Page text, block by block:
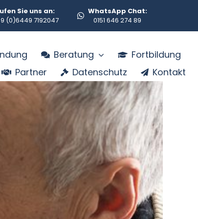
Sie uns an:
(0)6449 7192047
WhatsApp Chat:
0151 646 274 89
Beratung
Fortbildung
Partner
Datenschutz Kontakt